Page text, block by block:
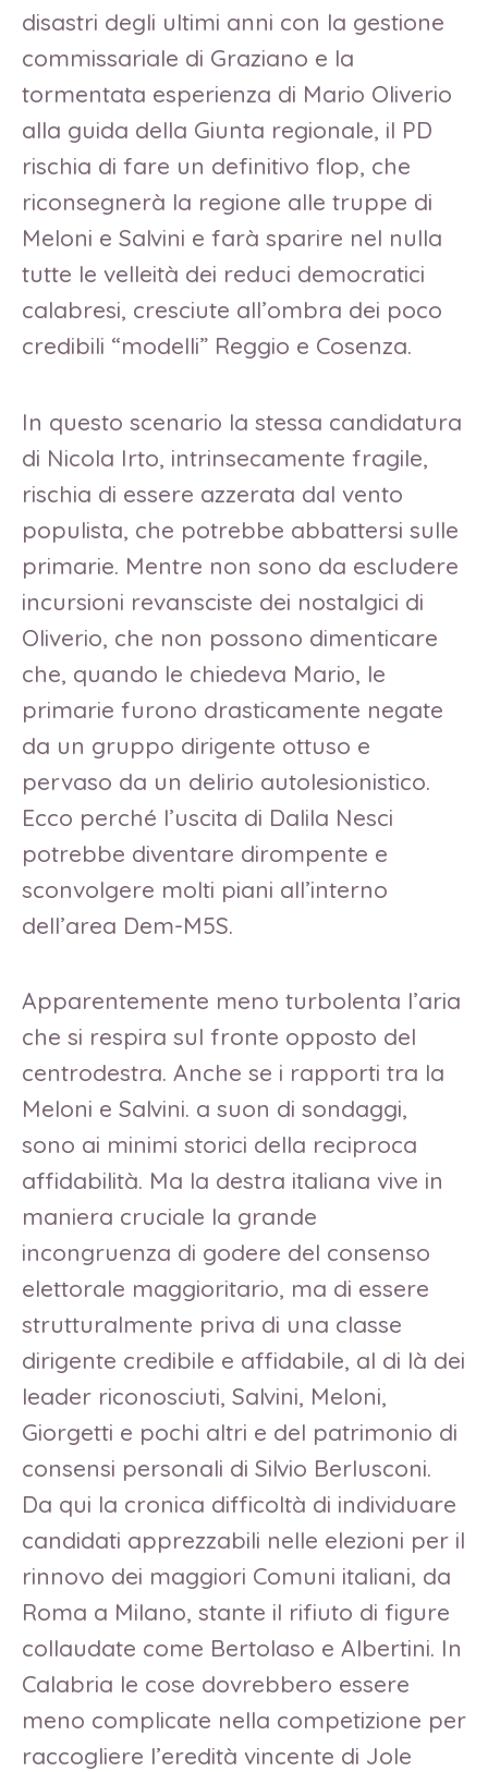
disastri degli ultimi anni con la gestione
commissariale di Graziano e la
tormentata esperienza di Mario Oliverio
alla guida della Giunta regionale, il PD
rischia di fare un definitivo flop, che
riconsegnerà la regione alle truppe di
Meloni e Salvini e farà sparire nel nulla
tutte le velleità dei reduci democratici
calabresi, cresciute all’ombra dei poco
credibili “modelli” Reggio e Cosenza.
In questo scenario la stessa candidatura
di Nicola Irto, intrinsecamente fragile,
rischia di essere azzerata dal vento
populista, che potrebbe abbattersi sulle
primarie. Mentre non sono da escludere
incursioni revansciste dei nostalgici di
Oliverio, che non possono dimenticare
che, quando le chiedeva Mario, le
primarie furono drasticamente negate
da un gruppo dirigente ottuso e
pervaso da un delirio autolesionistico.
Ecco perché l’uscita di Dalila Nesci
potrebbe diventare dirompente e
sconvolgere molti piani all’interno
dell’area Dem-M5S.
Apparentemente meno turbolenta l’aria
che si respira sul fronte opposto del
centrodestra. Anche se i rapporti tra la
Meloni e Salvini. a suon di sondaggi,
sono ai minimi storici della reciproca
affidabilità. Ma la destra italiana vive in
maniera cruciale la grande
incongruenza di godere del consenso
elettorale maggioritario, ma di essere
strutturalmente priva di una classe
dirigente credibile e affidabile, al di là dei
leader riconosciuti, Salvini, Meloni,
Giorgetti e pochi altri e del patrimonio di
consensi personali di Silvio Berlusconi.
Da qui la cronica difficoltà di individuare
candidati apprezzabili nelle elezioni per il
rinnovo dei maggiori Comuni italiani, da
Roma a Milano, stante il rifiuto di figure
collaudate come Bertolaso e Albertini. In
Calabria le cose dovrebbero essere
meno complicate nella competizione per
raccogliere l’eredità vincente di Jole